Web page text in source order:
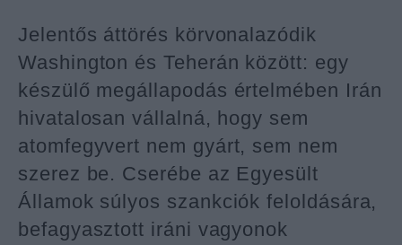
Jelentős áttörés körvonalazódik
Washington és Teherán között: egy
készülő megállapodás értelmében Irán
hivatalosan vállalná, hogy sem
atomfegyvert nem gyárt, sem nem
szerez be. Cserébe az Egyesült
Államok súlyos szankciók feloldására,
befagyasztott iráni vagyonok